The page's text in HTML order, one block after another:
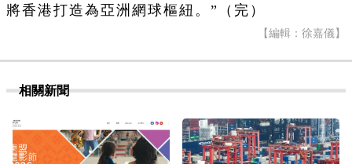
將香港打造為亞洲網球樞紐。”（完）
【編輯：徐嘉儀】
相關新聞